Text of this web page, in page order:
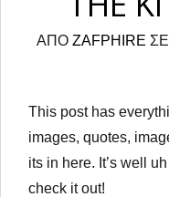
ΑΠΟ ZAFPHIRE ΣΕ
This post has
images, quotes,
its in here. It’s well
check it out!